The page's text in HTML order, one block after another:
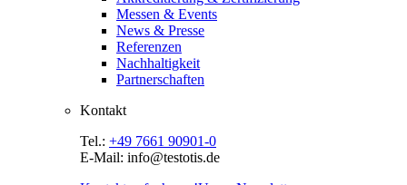
Messen & Events
News & Presse
Referenzen
Nachhaltigkeit
Partnerschaften
Kontakt
Tel.: +49 7661 90901-0
E-Mail: info@testotis.de